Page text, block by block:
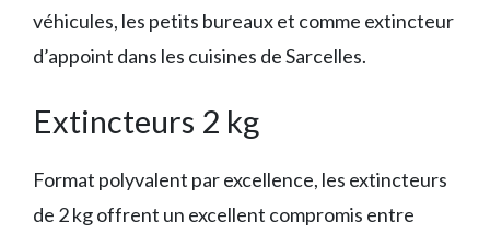
véhicules, les petits bureaux et comme extincteur
d’appoint dans les cuisines de Sarcelles.
Extincteurs 2 kg
Format polyvalent par excellence, les extincteurs
de 2 kg offrent un excellent compromis entre